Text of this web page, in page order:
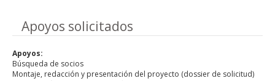
Hide
Apoyos solicitados
Apoyos:
Búsqueda de socios
Montaje, redacción y presentación del proyecto (dossier de solicitud)